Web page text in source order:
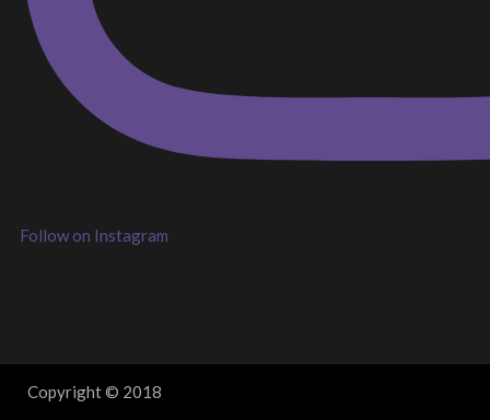
Follow on Instagram
Copyright © 2018